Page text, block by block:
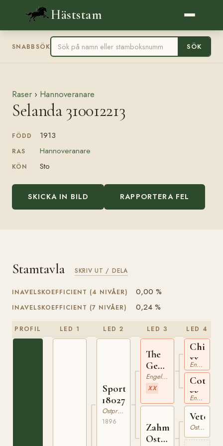
Häststam
SNABBSÖK SÖK
Raser › Hannoveranare
Selanda 310012213
FÖDD 1913
RAS Hannoveranare
KÖN Sto
SKICKA IN BILD RAPPORTERA FEL
Stamtavla SKRIV UT / DELA
INAVELSKOEFFICIENT (4 NIVÅER) 0,00 %
INAVELSKOEFFICIENT (7 NIVÅER) 0,24 %
PROFIL LED 1 LED 2
Sport
180273496
Ostpreussare
1896
LED 3
The
General
xx
Engelskt Fullblod
XX
Zahma
Ost.IV
LED 4
xx
Engelskt Fullblod
xx
Engelskt Fullblod
Veteran
Ostpreussare